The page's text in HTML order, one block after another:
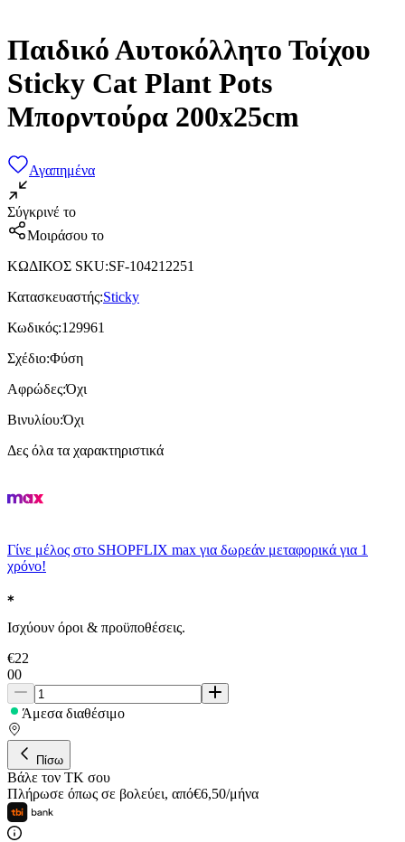
Παιδικό Αυτοκόλλητο Τοίχου
Sticky Cat Plant Pots
Μπορντούρα 200x25cm
Αγαπημένα
Σύγκρινέ το
Μοιράσου το
ΚΩΔΙΚΟΣ SKU:SF-104212251
Κατασκευαστής:Sticky
Κωδικός:129961
Σχέδιο:Φύση
Αφρώδες:Όχι
Βινυλίου:Όχι
Δες όλα τα χαρακτηριστικά
Γίνε μέλος στο SHOPFLIX max για δωρεάν μεταφορικά για 1
χρόνο!
Ισχύουν όροι & προϋποθέσεις.
€22
00
Άμεσα διαθέσιμο
Πίσω
Βάλε τον ΤΚ σου
Πλήρωσε όπως σε βολεύει, από€6,50/μήνα